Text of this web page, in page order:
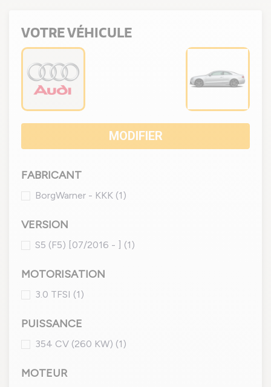
VOTRE VÉHICULE
MODIFIER
FABRICANT
BorgWarner - KKK (1)
VERSION
S5 (F5) [07/2016 - ] (1)
MOTORISATION
3.0 TFSI (1)
PUISSANCE
354 CV (260 KW) (1)
MOTEUR